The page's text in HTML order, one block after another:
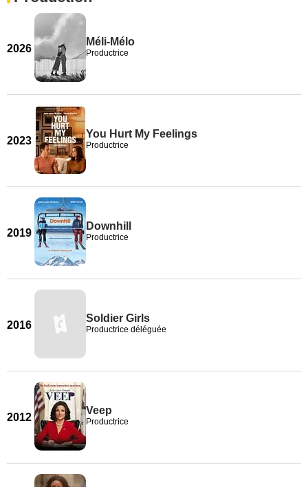
2026
Méli-Mélo
Productrice
2023
You Hurt My Feelings
Productrice
2019
Downhill
Productrice
2016
Soldier Girls
Productrice déléguée
2012
Veep
Productrice